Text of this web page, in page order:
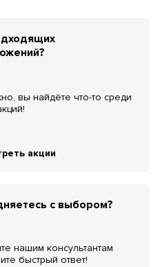
вы найдёте что-то среди
акции
с выбором?
нашим консультантам
быстрый ответ!